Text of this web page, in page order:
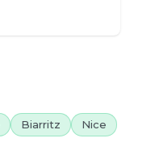
Biarritz
Nice